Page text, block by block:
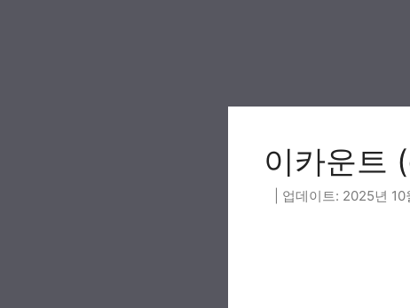
이카운트
2025년 10